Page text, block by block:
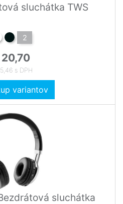
sluchátka TWS
2
s DPH
variantov
sluchátka